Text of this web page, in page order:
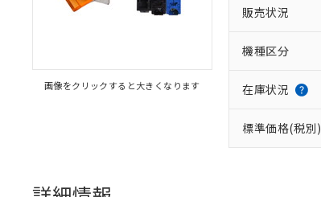
画像をクリックすると大きくなります
販売状況
機種区分
在庫状況
標準価格(税別)